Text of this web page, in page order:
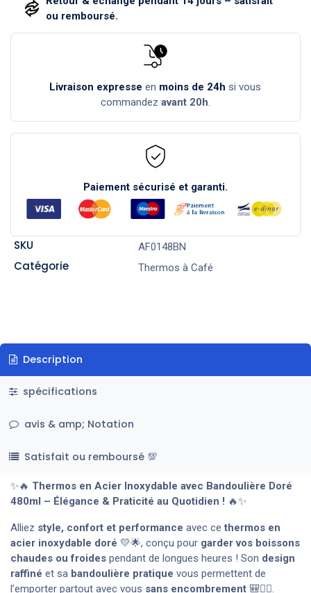
ou remboursé.
Livraison expresse en moins de 24h si vous
commandez avant 20h.
Paiement sécurisé et garanti.
SKU AF0148BN
Catégorie Thermos à Café
Description
spécifications
avis & amp; Notation
Satisfait ou remboursé 💯
✨🔥 Thermos en Acier Inoxydable avec Bandoulière Doré
480ml – Élégance & Praticité au Quotidien ! 🔥✨
Alliez style, confort et performance avec cethermos en
acier inoxydable doré 💛🌟, conçu pour garder vos boissons
chaudes ou froides pendant de longues heures ! Son design
raffiné et sa bandoulière pratique vous permettent de
l’emporter partout avec vous sans encombrement 🎒🚶‍♂️.